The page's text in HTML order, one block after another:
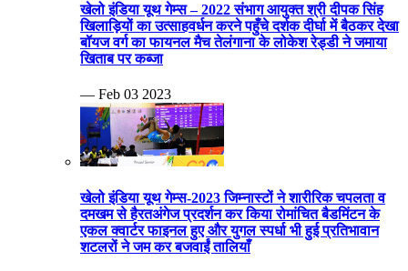
खेलो इंडिया यूथ गेम्स – 2022 संभाग आयुक्त श्री दीपक सिंह
खिलाड़ियों का उत्साहवर्धन करने पहुँचे दर्शक दीर्घा में बैठकर देखा
बॉयज वर्ग का फायनल मैच तेलंगाना के लोकेश रेड्डी ने जमाया
खिताब पर कब्जा
— Feb 03 2023
खेलो इंडिया यूथ गेम्स-2023 जिम्नास्टों ने शारीरिक चपलता व
दमखम से हैरतअंगेज प्रदर्शन कर किया रोमांचित बैडमिंटन के
एकल क्वार्टर फाइनल हुए और युगल स्पर्धा भी हुई प्रतिभावान
शटलरों ने जम कर बजवाईं तालियाँ